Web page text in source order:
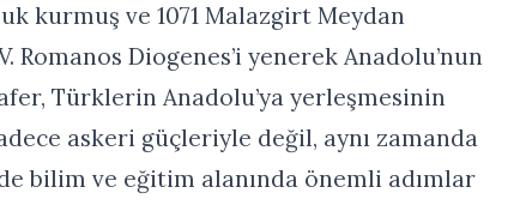
kurmuş ve 1071 Malazgirt Meydan
Romanos Diogenes’i yenerek Anadolu’nun
Türklerin Anadolu’ya yerleşmesinin
askeri güçleriyle değil, aynı zamanda
bilim ve eğitim alanında önemli adımlar